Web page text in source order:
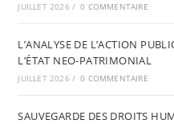
JUILLET 2026 / 0 COMMENTAIRE
L’ANALYSE DE L’ACTION
L’ÉTAT NEO-PATRIMONIAL
JUILLET 2026 / 0 COMMENTAIRE
SAUVEGARDE DES DROITS